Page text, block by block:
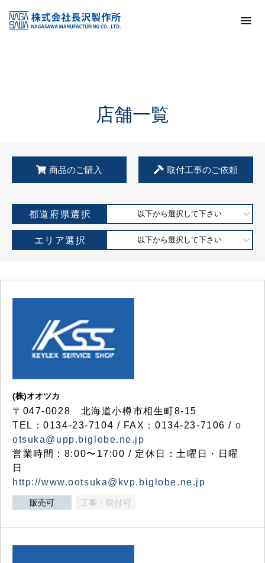
KSS加盟店・取扱店情報
店舗一覧
店舗一覧
商品のご購入 取付工事のご依頼
都道府県選択 以下から選択して下さい
エリア選択 以下から選択して下さい
(株)オオツカ
〒047-0028 北海道小樽市相生町8-15
TEL：0134-23-7104 / FAX：0134-23-7106 / o
otsuka@upp.biglobe.ne.jp
営業時間：8:00〜17:00 / 定休日：土曜日・日曜
日
http://www.ootsuka@kvp.biglobe.ne.jp
販売可 工事・取付可